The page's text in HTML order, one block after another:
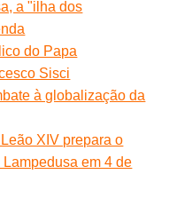
a "ilha dos
do Papa
Sisci
à globalização da
XIV prepara o
em 4 de